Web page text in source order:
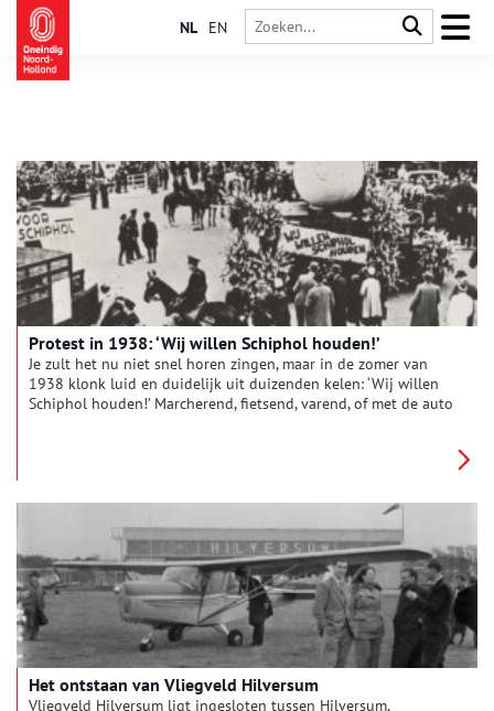
NL EN
Protest in 1938: ‘Wij willen Schiphol houden!’
Je zult het nu niet snel horen zingen, maar in de zomer van
1938 klonk luid en duidelijk uit duizenden kelen: ‘Wij willen
Schiphol houden!’ Marcherend, fietsend, varend, of met de auto
Het ontstaan van Vliegveld Hilversum
Vliegveld Hilversum ligt ingesloten tussen Hilversum,